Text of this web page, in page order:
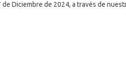
Diciembre de 2024, a través de